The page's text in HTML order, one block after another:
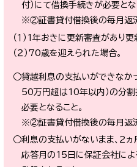
付）にて借換手続きが必要とな
※②証書貸付借換後の毎月返
（１）1年おきに更新審査があり
（２）70歳を迎えられた場合。
○貸越利息の支払いができなか
50万円超は10年以内）の分割
必要となること。
※②証書貸付借換後の毎月返
○利息の支払いがないまま、2ヵ
応答月の15日に保証会社によ